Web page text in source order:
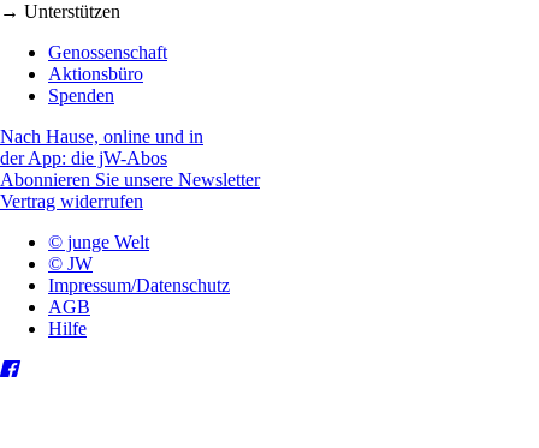
→ Unterstützen
Genossenschaft
Aktionsbüro
Spenden
Nach Hause, online und in
der App: die jW-Abos
Abonnieren Sie unsere Newsletter
Vertrag widerrufen
© junge Welt
© JW
Impressum/Datenschutz
AGB
Hilfe